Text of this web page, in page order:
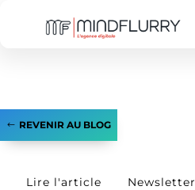
REVENIR AU BLOG
Lire l'article Newsletter